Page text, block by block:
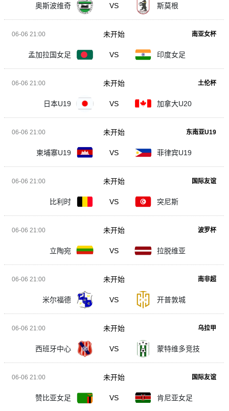
奥斯波维奇 VS 斯莫根
06-06 21:00 南亚女杯
孟加拉国女足 VS 印度女足
未开始
06-06 21:00 土伦杯
日本U19 VS 加拿大U20
未开始
06-06 21:00 东南亚U19
柬埔寨U19 VS 菲律宾U19
未开始
06-06 21:00 国际友谊
比利时 VS 突尼斯
未开始
06-06 21:00 波罗杯
立陶宛 VS 拉脱维亚
未开始
06-06 21:00 南非超
米尔福德 VS 开普敦城
未开始
06-06 21:00 乌拉甲
西班牙中心 VS 蒙特维多竞技
未开始
06-06 21:00 国际友谊
赞比亚女足 VS 肯尼亚女足
未开始